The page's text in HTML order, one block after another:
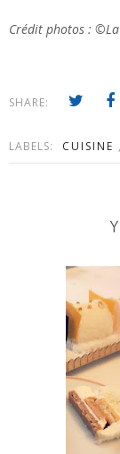
Crédit photos :
SHARE:
LABELS: CUISINE ,